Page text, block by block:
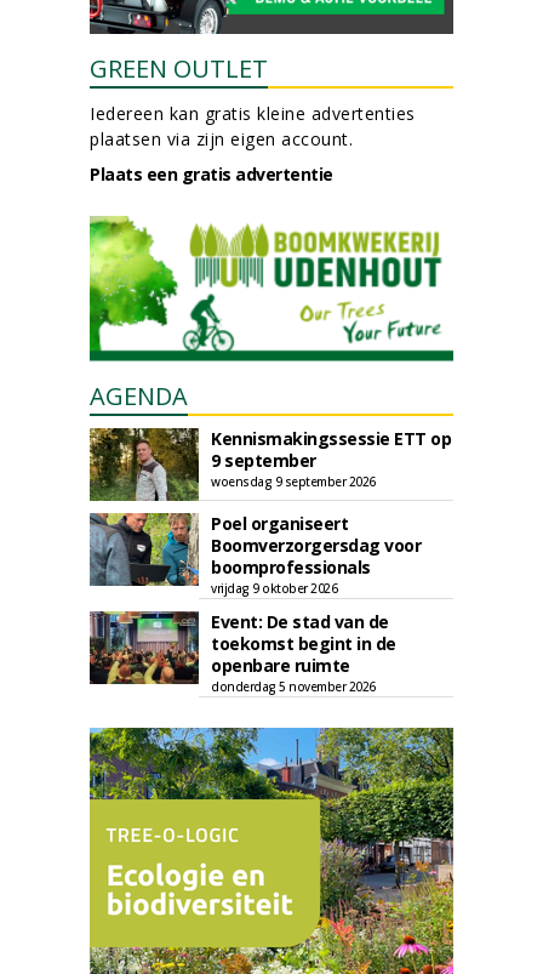
GREEN OUTLET
Iedereen kan gratis kleine advertenties
plaatsen via zijn eigen account.
Plaats een gratis advertentie
AGENDA
Kennismakingssessie ETT op
9 september
woensdag 9 september 2026
Poel organiseert
Boomverzorgersdag voor
boomprofessionals
vrijdag 9 oktober 2026
Event: De stad van de
toekomst begint in de
openbare ruimte
donderdag 5 november 2026